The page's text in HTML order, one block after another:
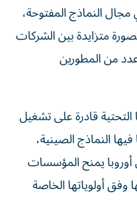
النماذج المفتوحة،
متزايدة بين الشركات
من المطورين
قادرة على تشغيل
النماذج الصينية،
يمنح المؤسسات
وفق أولوياتها الخاصة